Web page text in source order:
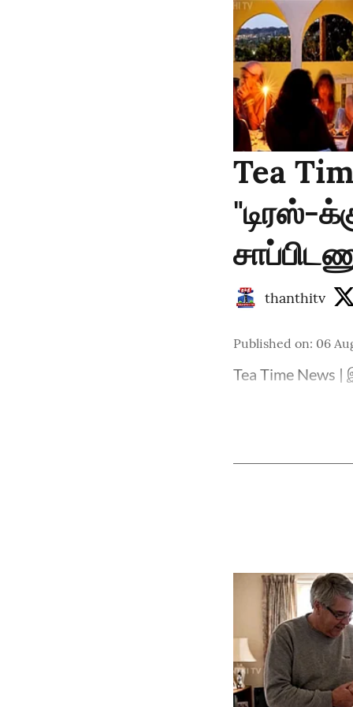
Tea
"டிரஸ்-
thanthitv
Published on: 06
Tea Time News